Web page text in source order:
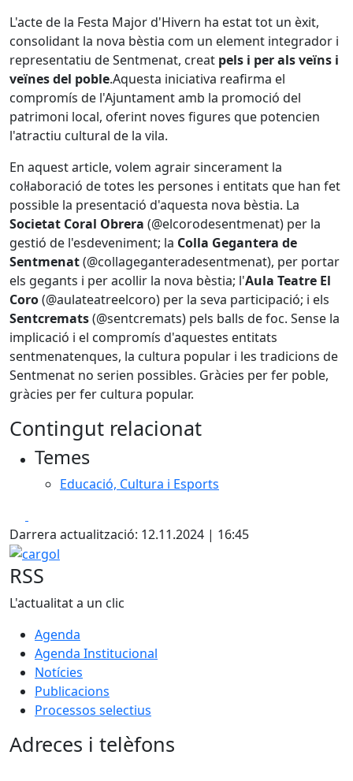
L'acte de la Festa Major d'Hivern ha estat tot un èxit,
consolidant la nova bèstia com un element integrador i
representatiu de Sentmenat, creat pels i per als veïns i
veïnes del poble.Aquesta iniciativa reafirma el
compromís de l'Ajuntament amb la promoció del
patrimoni local, oferint noves figures que potencien
l'atractiu cultural de la vila.
En aquest article, volem agrair sincerament la
col·laboració de totes les persones i entitats que han fet
possible la presentació d'aquesta nova bèstia. La
Societat Coral Obrera (@elcorodesentmenat) per la
gestió de l'esdeveniment; la Colla Gegantera de
Sentmenat(@collageganteradesentmenat), per portar
els gegants i per acollir la nova bèstia; l'Aula Teatre El
Coro(@aulateatreelcoro) per la seva participació; i els
Sentcremats(@sentcremats) pels balls de foc. Sense la
implicació i el compromís d'aquestes entitats
sentmenatenques, la cultura popular i les tradicions de
Sentmenat no serien possibles. Gràcies per fer poble,
gràcies per fer cultura popular.
Contingut relacionat
Temes
Educació, Cultura i Esports
Darrera actualització: 12.11.2024 | 16:45
cargol
RSS
L'actualitat a un clic
Agenda
Agenda Institucional
Notícies
Publicacions
Processos selectius
Adreces i telèfons